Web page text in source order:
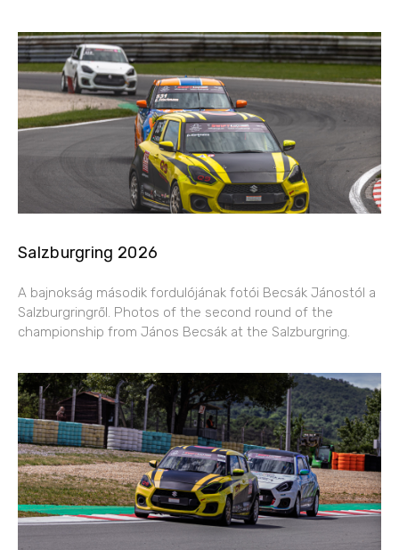
Salzburgring 2026
A bajnokság második fordulójának fotói Becsák Jánostól a
Salzburgringről. Photos of the second round of the
championship from János Becsák at the Salzburgring.